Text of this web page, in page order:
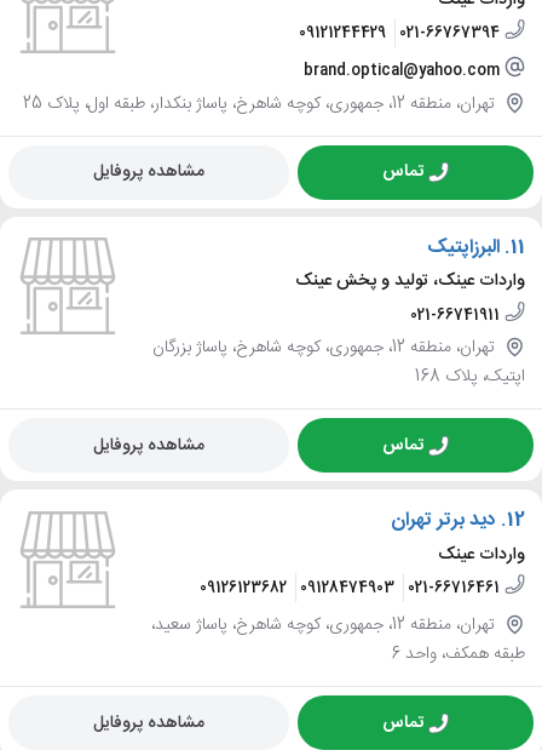
021-66767394
09121244429
brand.optical@yahoo.com
تهران، منطقه 12، جمهوری، کوچه شاهرخ، پاساژ بنکدار، طبقه اول، پلاک 25
تماس مشاهده پروفایل
11. البرزاپتیک
واردات عینک، تولید و پخش عینک
021-66741911
تهران، منطقه 12، جمهوری، کوچه شاهرخ، پاساژ بزرگان
اپتیک، پلاک 168
تماس مشاهده پروفایل
12. دید برتر تهران
واردات عینک
021-66716461
09128474903
09126123682
تهران، منطقه 12، جمهوری، کوچه شاهرخ، پاساژ سعید،
طبقه همکف، واحد 6
تماس مشاهده پروفایل